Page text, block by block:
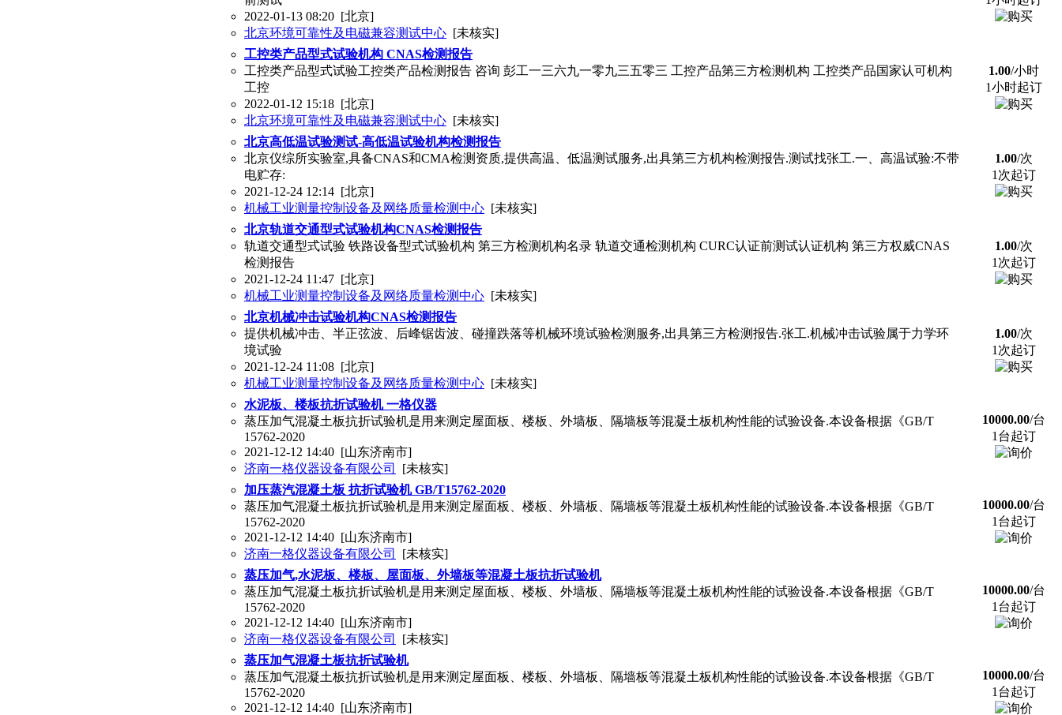
2022-01-13 08:20 [北京]
北京环境可靠性及电磁兼容测试中心 [未核实]
工控类产品型式试验机构 CNAS检测报告
工控类产品型式试验工控类产品检测报告 咨询 彭工一三六九一零九三五零三 工控产品第三方检测机构 工控类产品国家认可机构
工控
2022-01-12 15:18 [北京]
北京环境可靠性及电磁兼容测试中心 [未核实]
1.00/小时
1小时起订
北京高低温试验测试-高低温试验机构检测报告
北京仪综所实验室,具备CNAS和CMA检测资质,提供高温、低温测试服务,出具第三方机构检测报告.测试找张工.一、高温试验:不带
电贮存:
2021-12-24 12:14 [北京]
机械工业测量控制设备及网络质量检测中心 [未核实]
1.00/次
1次起订
北京轨道交通型式试验机构CNAS检测报告
轨道交通型式试验 铁路设备型式试验机构 第三方检测机构名录 轨道交通检测机构 CURC认证前测试认证机构 第三方权威CNAS
检测报告
2021-12-24 11:47 [北京]
机械工业测量控制设备及网络质量检测中心 [未核实]
1.00/次
1次起订
北京机械冲击试验机构CNAS检测报告
提供机械冲击、半正弦波、后峰锯齿波、碰撞跌落等机械环境试验检测服务,出具第三方检测报告.张工.机械冲击试验属于力学环
境试验
2021-12-24 11:08 [北京]
机械工业测量控制设备及网络质量检测中心 [未核实]
1.00/次
1次起订
水泥板、楼板抗折试验机 一格仪器
蒸压加气混凝土板抗折试验机是用来测定屋面板、楼板、外墙板、隔墙板等混凝土板机构性能的试验设备.本设备根据《GB/T
15762-2020
2021-12-12 14:40 [山东济南市]
济南一格仪器设备有限公司
[未核实]
10000.00/台
1台起订
加压蒸汽混凝土板 抗折试验机 GB/T15762-2020
蒸压加气混凝土板抗折试验机是用来测定屋面板、楼板、外墙板、隔墙板等混凝土板机构性能的试验设备.本设备根据《GB/T
15762-2020
2021-12-12 14:40 [山东济南市]
济南一格仪器设备有限公司
[未核实]
10000.00/台
1台起订
蒸压加气,水泥板、楼板、屋面板、外墙板等混凝土板抗折试验机
蒸压加气混凝土板抗折试验机是用来测定屋面板、楼板、外墙板、隔墙板等混凝土板机构性能的试验设备.本设备根据《GB/T
15762-2020
2021-12-12 14:40 [山东济南市]
济南一格仪器设备有限公司
[未核实]
10000.00/台
1台起订
蒸压加气混凝土板抗折试验机
蒸压加气混凝土板抗折试验机是用来测定屋面板、楼板、外墙板、隔墙板等混凝土板机构性能的试验设备.本设备根据《GB/T
15762-2020
2021-12-12 14:40 [山东济南市]
10000.00/台
1台起订